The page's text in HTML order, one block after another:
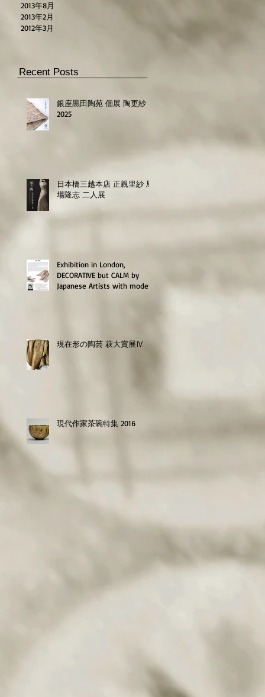
2013年8月
2013年2月
2012年3月
Recent Posts
銀座黒田陶苑 個展 陶更紗
2025
日本橋三越本店 正親里紗 馬
場隆志 二人展
Exhibition in London,
DECORATIVE but CALM by
Japanese Artists with modern
現在形の陶芸 萩大賞展Ⅳ
現代作家茶碗特集 2016